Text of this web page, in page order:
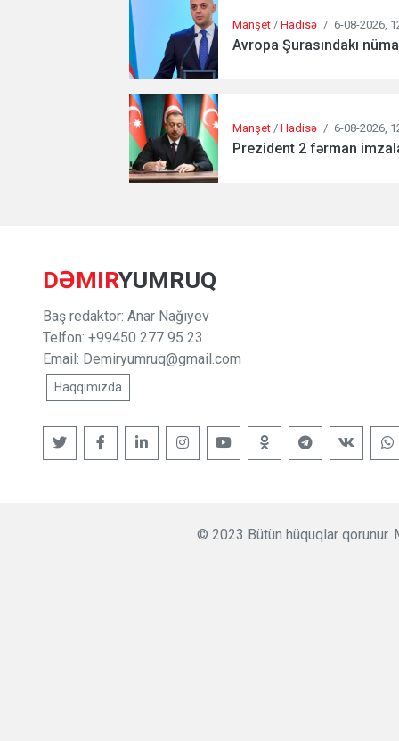
Manşet / Hadisə / 6-08-2026,
Avropa Şurasındakı
Manşet / Hadisə / 6-08-2026,
Prezident 2 fərman
DƏMIRYUMRUQ
Baş redaktor: Anar Nağıyev
Telfon: +99450 277 95 23
Email: Demiryumruq@gmail.com
Haqqımızda
© 2023 Bütün hüquqlar qorunur.